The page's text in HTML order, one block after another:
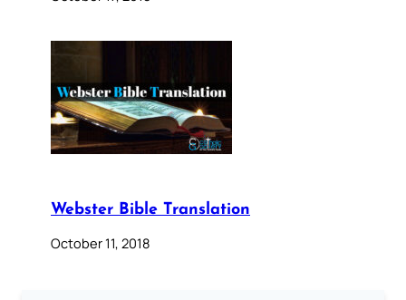
Webster Bible Translation
October 11, 2018